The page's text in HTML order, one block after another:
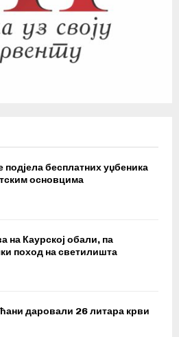
бесплатних уџбеника
основцима
на Каурској обали, па
поход на светилишта
даровали 26 литара крви